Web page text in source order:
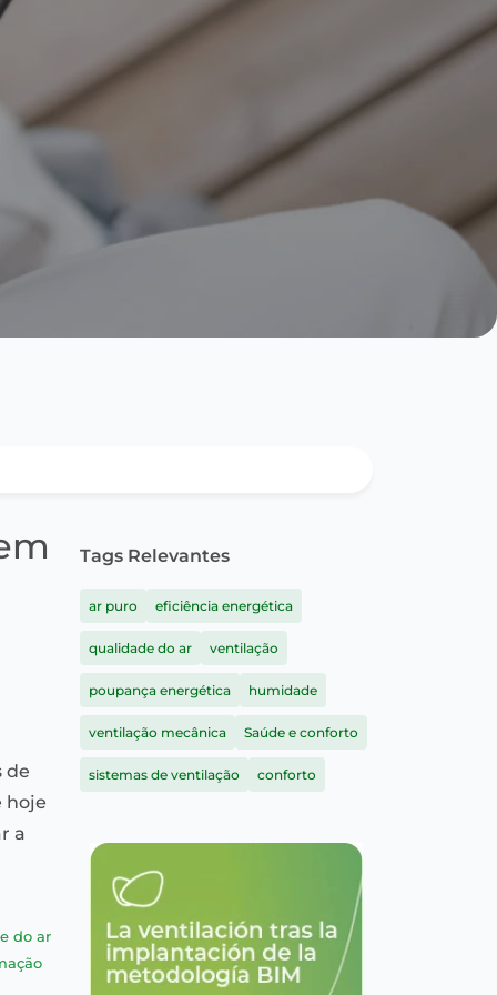
de
hoje
a
do ar
Tags Relevantes
ar puro eficiência energética
qualidade do ar ventilação
poupança energética humidade
ventilação mecânica Saúde e conforto
sistemas de ventilação conforto